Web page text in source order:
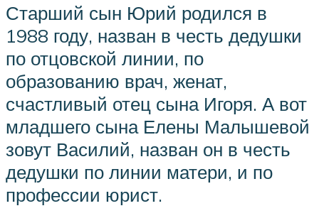
Старший сын Юрий родился в
1988 году, назван в честь дедушки
по отцовской линии, по
образованию врач, женат,
счастливый отец сына Игоря. А вот
младшего сына Елены Малышевой
зовут Василий, назван он в честь
дедушки по линии матери, и по
профессии юрист.